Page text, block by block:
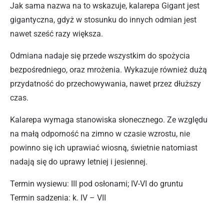
Jak sama nazwa na to wskazuje, kalarepa Gigant jest
gigantyczna, gdyż w stosunku do innych odmian jest
nawet sześć razy większa.
Odmiana nadaje się przede wszystkim do spożycia
bezpośredniego, oraz mrożenia. Wykazuje również dużą
przydatność do przechowywania, nawet przez dłuższy
czas.
Kalarepa wymaga stanowiska słonecznego. Ze względu
na małą odporność na zimno w czasie wzrostu, nie
powinno się ich uprawiać wiosną, świetnie natomiast
nadają się do uprawy letniej i jesiennej.
Termin wysiewu: III pod osłonami; IV-VI do gruntu
Termin sadzenia: k. IV – VII